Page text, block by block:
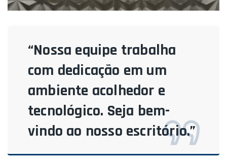
“Nossa equipe trabalha
com dedicação em um
ambiente acolhedor e
tecnológico. Seja bem-
vindo ao nosso escritório.”